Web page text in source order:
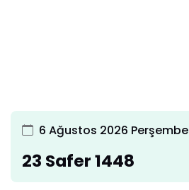
6 Ağustos 2026 Perşembe
23 Safer 1448